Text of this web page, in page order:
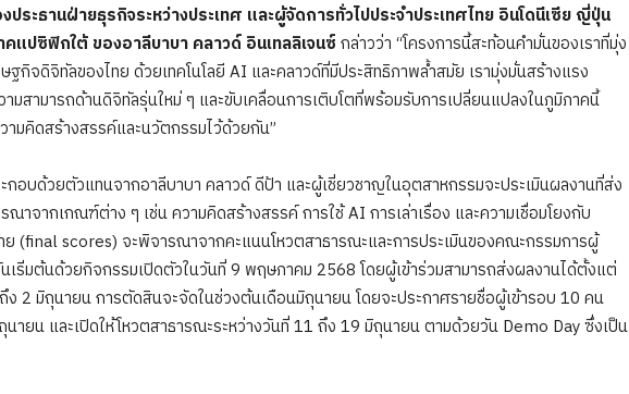
ระธานฝ่ายธุรกิจระหว่างประเทศ และผู้จัดการทั่วไปประจำประเทศไทย อินโดนีเซีย ญี่ปุ่น
แปซิฟิกใต้ ของอาลีบาบา คลาวด์ อินเทลลิเจนซ์กล่าวว่า “โครงการนี้สะท้อนคำมั่นของเราที่มุ่ง
ฐกิจดิจิทัลของไทย ด้วยเทคโนโลยี AI และคลาวด์ที่มีประสิทธิภาพล้ำสมัย เรามุ่งมั่นสร้างแรง
มสามารถด้านดิจิทัลรุ่นใหม่ ๆ และขับเคลื่อนการเติบโตที่พร้อมรับการเปลี่ยนแปลงในภูมิภาคนี้
มคิดสร้างสรรค์และนวัตกรรมไว้ด้วยกัน”
อบด้วยตัวแทนจากอาลีบาบา คลาวด์ ดีป้า และผู้เชี่ยวชาญในอุตสาหกรรมจะประเมินผลงานที่ส่ง
ณาจากเกณฑ์ต่าง ๆ เช่น ความคิดสร้างสรรค์ การใช้ AI การเล่าเรื่อง และความเชื่อมโยงกับ
(final scores) จะพิจารณาจากคะแนนโหวตสาธารณะและการประเมินของคณะกรรมการผู้
เริ่มต้นด้วยกิจกรรมเปิดตัวในวันที่ 9 พฤษภาคม 2568 โดยผู้เข้าร่วมสามารถส่งผลงานได้ตั้งแต่
2 มิถุนายน การตัดสินจะจัดในช่วงต้นเดือนมิถุนายน โดยจะประกาศรายชื่อผู้เข้ารอบ 10 คน
ายน และเปิดให้โหวตสาธารณะระหว่างวันที่ 11 ถึง 19 มิถุนายน ตามด้วยวัน Demo Day ซึ่งเป็น